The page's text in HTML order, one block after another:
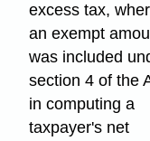
excess tax,
an exempt
was included
section 4 of the
in computing a
taxpayer's net